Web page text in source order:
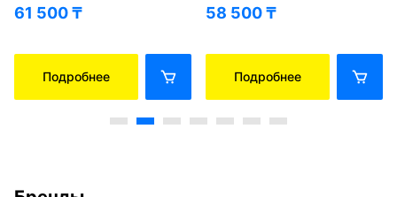
61 500₸
Подробнее
58 500₸
Подробнее